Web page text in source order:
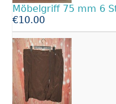
Möbelgriff 75 mm 6
€10.00